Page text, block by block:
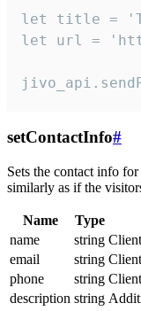
let title =
let url =
setContactInfo#
Sets the contact info
similarly as if the
Name Type
name
string
email
string
phone
string
description string